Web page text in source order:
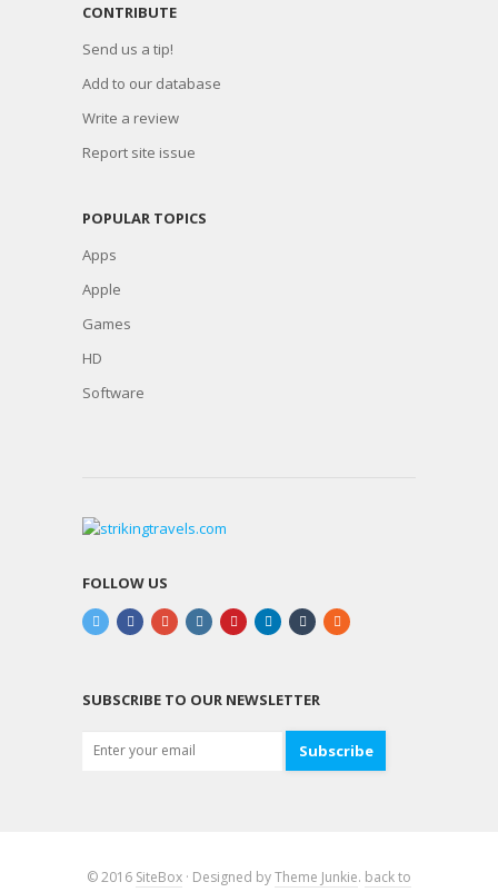
CONTRIBUTE
Send us a tip!
Add to our database
Write a review
Report site issue
POPULAR TOPICS
Apps
Apple
Games
HD
Software
FOLLOW US
SUBSCRIBE TO OUR NEWSLETTER
Subscribe
© 2016 SiteBox · Designed byTheme Junkie. back to